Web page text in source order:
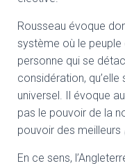
Rousseau évoque
système où le
personne qui se
considération,
universel. Il évoque
pas le pouvoir de la
pouvoir des meilleurs
En ce sens,